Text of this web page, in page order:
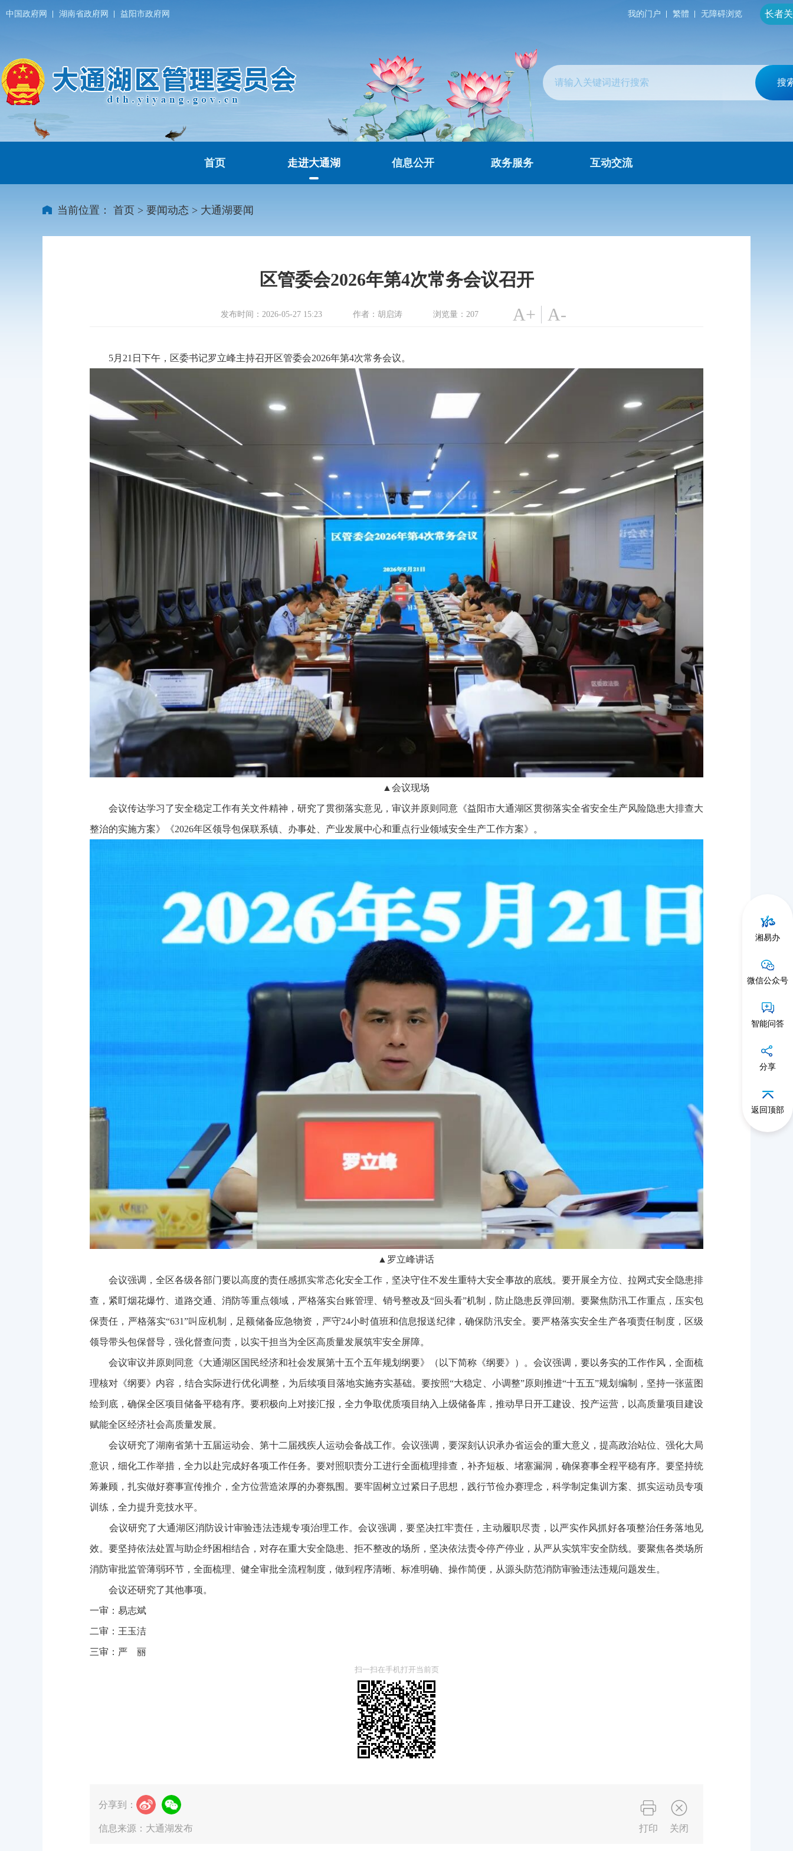
中国政府网 湖南省政府网 益阳市政府网 我的门户 繁體 无障碍浏览 长者
搜
首页 走进大通湖 信息公开 政务服务 互动交流
当前位置： 首页 > 要闻动态 > 大通湖要闻
区管委会2026年第4次常务会议召开
发布时间：2026-05-27 15:23 作者：胡启涛 浏览量： 207 A+ A-
5月21日下午，区委书记罗立峰主持召开区管委会2026年第4次常务会议。
▲会议现场
会议传达学习了安全稳定工作有关文件精神，研究了贯彻落实意见，审议并原则同意《益阳市大通湖区贯彻落实全省安全生产风险隐患大排查大
整治的实施方案》《2026年区领导包保联系镇、办事处、产业发展中心和重点行业领域安全生产工作方案》。
▲罗立峰讲话
会议强调，全区各级各部门要以高度的责任感抓实常态化安全工作，坚决守住不发生重特大安全事故的底线。要开展全方位、拉网式安全隐患排
查，紧盯烟花爆竹、道路交通、消防等重点领域，严格落实台账管理、销号整改及“回头看”机制，防止隐患反弹回潮。要聚焦防汛工作重点，压实包
保责任，严格落实“631”叫应机制，足额储备应急物资，严守24小时值班和信息报送纪律，确保防汛安全。要严格落实安全生产各项责任制度，区级
领导带头包保督导，强化督查问责，以实干担当为全区高质量发展筑牢安全屏障。
会议审议并原则同意《大通湖区国民经济和社会发展第十五个五年规划纲要》（以下简称《纲要》）。会议强调，要以务实的工作作风，全面梳
理核对《纲要》内容，结合实际进行优化调整，为后续项目落地实施夯实基础。要按照“大稳定、小调整”原则推进“十五五”规划编制，坚持一张蓝图
绘到底，确保全区项目储备平稳有序。要积极向上对接汇报，全力争取优质项目纳入上级储备库，推动早日开工建设、投产运营，以高质量项目建设
赋能全区经济社会高质量发展。
会议研究了湖南省第十五届运动会、第十二届残疾人运动会备战工作。会议强调，要深刻认识承办省运会的重大意义，提高政治站位、强化大局
意识，细化工作举措，全力以赴完成好各项工作任务。要对照职责分工进行全面梳理排查，补齐短板、堵塞漏洞，确保赛事全程平稳有序。要坚持统
筹兼顾，扎实做好赛事宣传推介，全方位营造浓厚的办赛氛围。要牢固树立过紧日子思想，践行节俭办赛理念，科学制定集训方案、抓实运动员专项
训练，全力提升竞技水平。
会议研究了大通湖区消防设计审验违法违规专项治理工作。会议强调，要坚决扛牢责任，主动履职尽责，以严实作风抓好各项整治任务落地见
效。要坚持依法处置与助企纾困相结合，对存在重大安全隐患、拒不整改的场所，坚决依法责令停产停业，从严从实筑牢安全防线。要聚焦各类场所
消防审批监管薄弱环节，全面梳理、健全审批全流程制度，做到程序清晰、标准明确、操作简便，从源头防范消防审验违法违规问题发生。
会议还研究了其他事项。
一审：易志斌
二审：王玉洁
三审：严 丽
扫一扫在手机打开当前页
分享到：
信息来源：大通湖发布 打印 关闭
湘易办
微信公众号
智能问答
分享
返回顶部